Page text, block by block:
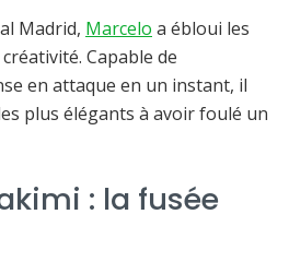
Madrid, Marcelo a ébloui les
Capable de
en attaque en un instant, il
plus élégants à avoir foulé un
: la fusée